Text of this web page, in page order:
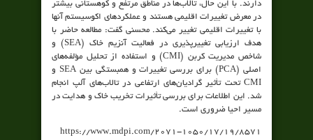
دارند. با این حال، تالاب‌ها در مناطق مرتفع و کوهستانی بیشتر
در معرض تغییرات اقلیمی هستند و عملکردهای اکوسیستم آنها
با تغییرات اقلیمی تغییر می‌کند. محسنی گفت: مطالعه حاضر با
هدف ارزیابی تغییرپذیری در فعالیت آنزیم خاک (SEA) و
شاخص مدیریت کربن (CMI) و استفاده از تحلیل مؤلفه‌های
اصلی (PCA) برای بررسی تغییرات و همبستگی بین SEA و
CMI تحت تأثیر گرادیان‌های ارتفاعی در تالاب‌های آلپ انجام
شد. این اطلاعات برای بررسی تأثیرات تخریب خاک و هدایت در
مسیر احیا ضروری است.
https://www.mdpi.com/2071-1050/17/19/8571